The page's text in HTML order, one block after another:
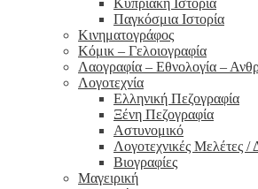
Κυπριακή Ιστορία
Παγκόσμια Ιστορία
Κινηματογράφος
Κόμικ – Γελοιογραφία
Λαογραφία – Εθνολογία –
Λογοτεχνία
Ελληνική Πεζογραφία
Ξένη Πεζογραφία
Αστυνομικό
Λογοτεχνικές Μελέτες /
Βιογραφίες
Μαγειρική